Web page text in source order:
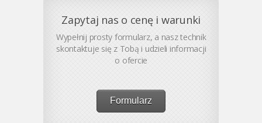
Zapytaj nas o cenę i warunki
Wypełnij prosty formularz, a nasz technik
skontaktuje się z Tobą i udzieli informacji
o ofercie
Formularz